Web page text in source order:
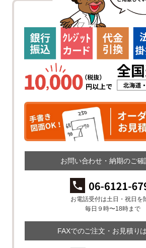
お問い合わせ・納期のご確
お電話受付は土日・祝日を
毎日９時〜18時まで
FAXでのご注文・お見積り